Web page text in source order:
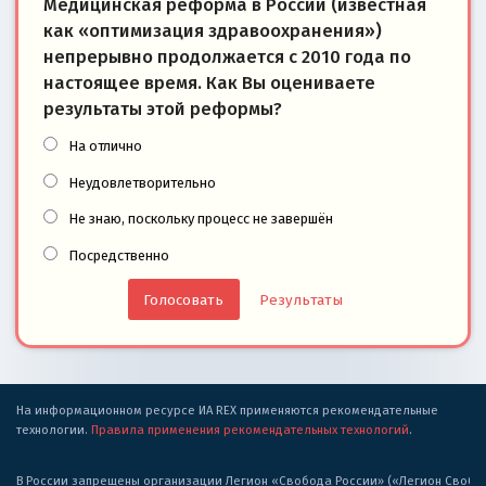
Медицинская реформа в России (известная
как «оптимизация здравоохранения»)
непрерывно продолжается с 2010 года по
настоящее время. Как Вы оцениваете
результаты этой реформы?
На отлично
Неудовлетворительно
Не знаю, поскольку процесс не завершён
Посредственно
Результаты
На информационном ресурсе ИА REX применяются рекомендательные
технологии. Правила применения рекомендательных технологий.
В России запрещены организации Легион «Свобода России» («Легион